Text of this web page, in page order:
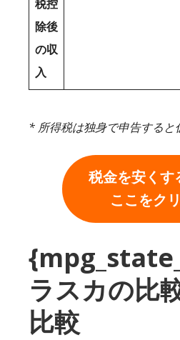
税控
除後
の収
入
* 所得税は独身で申告すると
税金を安くす
ここをク
ラスカの比
比較